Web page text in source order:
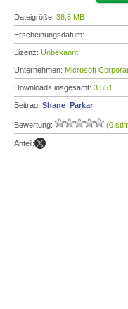
Dateigröße: 38,5 MB
Erscheinungsdatum:
Lizenz: Unbekannt
Unternehmen: Microsoft
Downloads insgesamt: 3.551
Beitrag: Shane_Parkar
Bewertung: (0
Anteil: